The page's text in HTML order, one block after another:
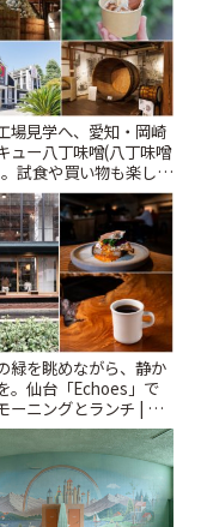
場見学へ、愛知・岡崎
ュー八丁味噌(八丁味噌
試食や買い物も楽しみ
っぷ
緑を眺めながら、静か
。仙台「Echoes」で
ーニングとランチ | こ